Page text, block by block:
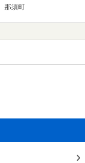
那須町